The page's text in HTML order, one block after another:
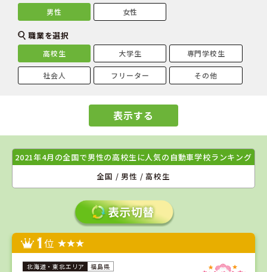
男性 女性
職業を選択
高校生 大学生 専門学校生
社会人 フリーター その他
表示する
2021年4月の全国で男性の高校生に人気の自動車学校ランキング
全国 / 男性 / 高校生
1位
福島県